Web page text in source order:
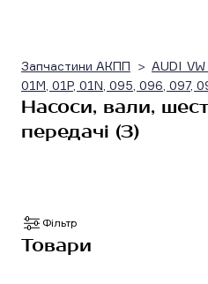
Запчастини АКПП
01M, 01P, 01N, 095, 096, 097,
Насоси, вали,
передачі (3)
Фільтр
Товари